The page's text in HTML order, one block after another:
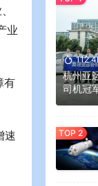
业
有
速
杭州亚
司机冠